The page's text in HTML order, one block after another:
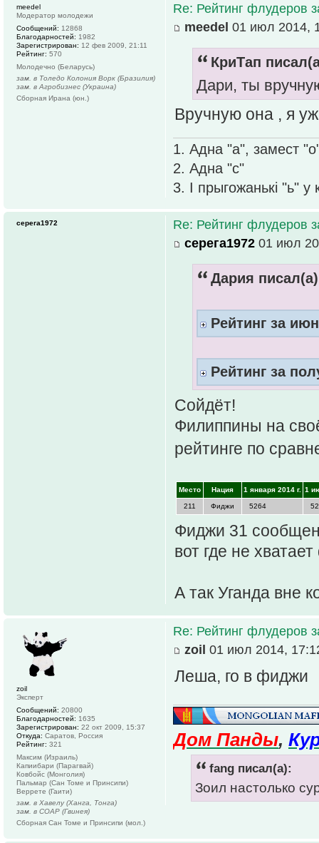
Re: Рейтинг флудеров
meedel 01 июл 2014,
КриТап
Дари, ты
Вручную она , я
1. Адна "а", замест
2. Адна "с"
3. І прыгожанькі "ь" у
meedel
Модератор молодежи
Сообщений: 12868
Благодарностей: 1982
Зарегистрирован: 12 фев 2009, 21:11
Рейтинг: 570
Молодечно (Беларусь)
зам. в Толедо Колония Ворк (Бразилия)
зам. в Агробизнес (Украина)
Сборная Ирана (юн.)
Re: Рейтинг флудеров
серега1972 01 июл
Дария
Рейтинг за
Рейтинг за
Сойдёт!
Филиппины на
рейтинге по
Место Нация 1 января 2014 г. 1
211 Фиджи 5264
Фиджи 31
вот где не
А так Уганда вне
серега1972
Re: Рейтинг флудеров
zoil 01 июл 2014,
Леша, го в фиджи
Дом Панды,
fang писал(а):
Зоил настолько
zoil
Эксперт
Сообщений: 20800
Благодарностей: 1635
Зарегистрирован: 22 окт 2009, 15:37
Откуда: Саратов, Россия
Рейтинг: 321
Максим (Израиль)
Капиибари (Парагвай)
Ковбойс (Монголия)
Пальмар (Сан Томе и Принсипи)
Веррете (Гаити)
зам. в Хавелу (Ханга, Тонга)
зам. в СОАР (Гвинея)
Сборная Сан Томе и Принсипи (мол.)